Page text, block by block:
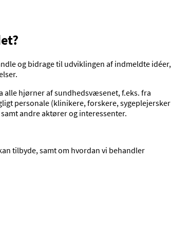
og bidrage til udviklingen af indmeldte idéer,
alle hjørner af sundhedsvæsenet, f.eks. fra
personale (klinikere, forskere, sygeplejersker
andre aktører og interessenter.
tilbyde, samt om hvordan vi behandler